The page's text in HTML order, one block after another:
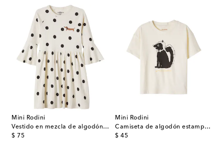
Mini Rodini
Vestido en mezcla de algodón con lunares
$ 75
original price
Mini Rodini
Camiseta de algodón estampada
$ 45
original price